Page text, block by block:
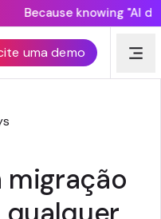
Because knowing "AI
uma demo
MIGRAÇÃO DE
migração